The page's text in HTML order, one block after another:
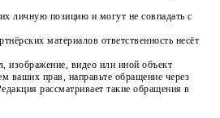
личную позицию и могут не совпадать с
материалов ответственность несёт
изображение, видео или иной объект
ваших прав, направьте обращение через
рассматривает такие обращения в